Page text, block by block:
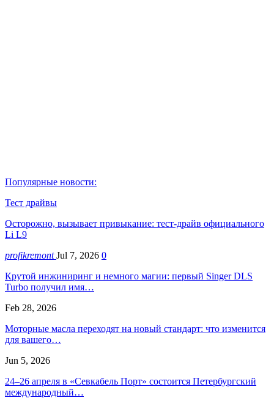
Популярные новости:
Тест драйвы
Осторожно, вызывает привыкание: тест-драйв официального
Li L9
profikremontJul 7, 2026 0
Крутой инжиниринг и немного магии: первый Singer DLS
Turbo получил имя…
Feb 28, 2026
Моторные масла переходят на новый стандарт: что изменится
для вашего…
Jun 5, 2026
24–26 апреля в «Севкабель Порт» состоится Петербургский
международный…